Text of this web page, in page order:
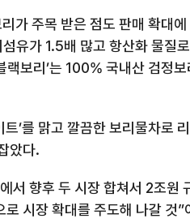
가 주목 받은 점도 판매 확대
유가 1.5배 많고 항산화 물질
랙보리’는 100% 국내산 검정
’를 맑고 깔끔한 보리물차로
았다.
서 향후 두 시장 합쳐서 2조원
로 시장 확대를 주도해 나갈 것”